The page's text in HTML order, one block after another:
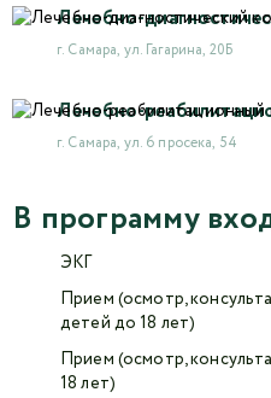
Лечебно-
г. Самара, ул. Гагарина, 20Б
Лечебно-
г. Самара, ул. 6 просека, 54
В программу
ЭКГ
Прием (осмотр,
детей до 18 лет)
Прием (осмотр,
18 лет)